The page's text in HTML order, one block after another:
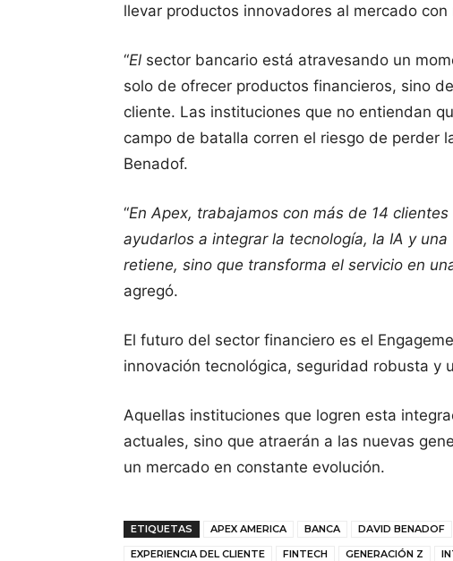
llevar productos innovadores al mercado
“El sector bancario está atravesando un
solo de ofrecer productos financieros, sino
cliente. Las instituciones que no entiendan
campo de batalla corren el riesgo de perder
Benadof.
“En Apex, trabajamos con más de 14
ayudarlos a integrar la tecnología, la IA y
retiene, sino que transforma el servicio en
agregó.
El futuro del sector financiero es el
innovación tecnológica, seguridad robusta y
Aquellas instituciones que logren esta
actuales, sino que atraerán a las nuevas
un mercado en constante evolución.
ETIQUETAS APEX AMERICA BANCA DAVID BENADOF
EXPERIENCIA DEL CLIENTE
FINTECH GENERACIÓN Z